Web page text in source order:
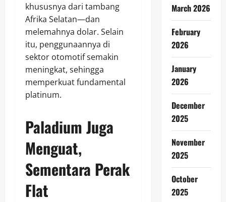
khususnya dari tambang
Afrika Selatan—dan
melemahnya dolar. Selain
itu, penggunaannya di
sektor otomotif semakin
meningkat, sehingga
memperkuat fundamental
platinum.
Paladium Juga
Menguat,
Sementara Perak
Flat
March 2026
February
2026
January
2026
December
2025
November
2025
October
2025